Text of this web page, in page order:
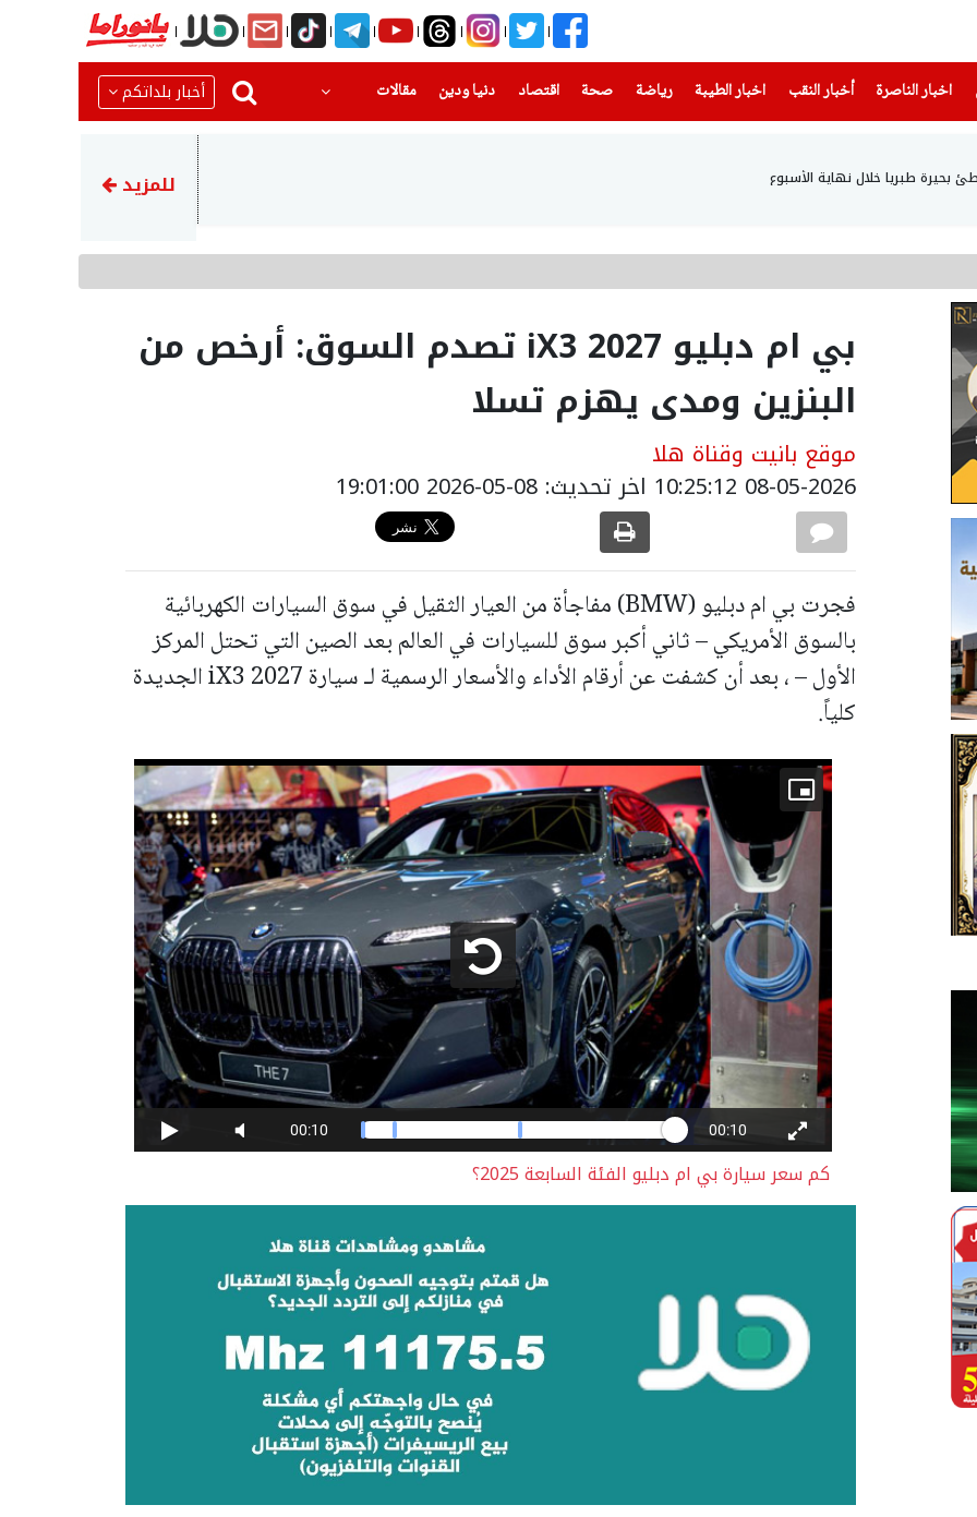
اخبار الناصرة
(current) أخبار النقب اخبار الطيبة(current) رياضة
(current) صحة(current) اقتصاد دنيا ودين
(current) مقالات أخبار بلداتكم
إصابة 3 أشخاص في حادث تصادم بين مركبتين على شارع 6 قرب مفرق عارة
للمزيد
بي ام دبليو iX3 2027 تصدم السوق: أرخص من
البنزين ومدى يهزم تسلا
موقع بانيت وقناة هلا
08-05-2026 10:25:12 اخر تحديث: 08-05-2026 19:01:00
فجرت بي ام دبليو (BMW) مفاجأة من العيار الثقيل في سوق السيارات الكهربائية
بالسوق الأمريكي – ثاني أكبر سوق للسيارات في العالم بعد الصين التي تحتل المركز
الأول – ، بعد أن كشفت عن أرقام الأداء والأسعار الرسمية لـ سيارة iX3 2027 الجديدة
كلياً.
كم سعر سيارة بي ام دبليو الفئة السابعة 2025؟